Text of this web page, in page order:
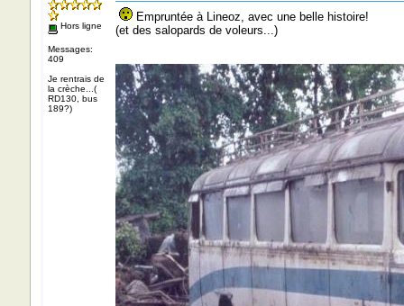
Hors ligne
Messages:
409
Je rentrais de
la crèche...(
RD130, bus
189?)
Empruntée à Lineoz, avec une belle histoire!
(et des salopards de voleurs...)